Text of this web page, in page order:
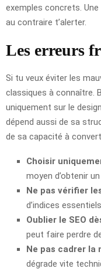
exemples concrets.
au contraire t’alerter.
Les erreurs
Si tu veux éviter les
classiques à connaître.
uniquement sur le
dépend aussi de sa
de sa capacité à
Choisir
moyen d’obtenir
Ne pas vérifier
d’indices
Oublier le SEO
peut faire perdre
Ne pas cadrer la
dégrade vite